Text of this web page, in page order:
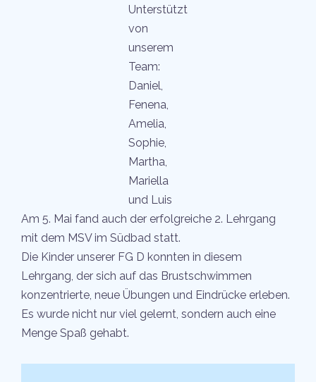
Unterstützt
von
unserem
Team:
Daniel,
Fenena,
Amelia,
Sophie,
Martha,
Mariella
und Luis
Am 5. Mai fand auch der erfolgreiche 2. Lehrgang
mit dem MSV im Südbad statt.
Die Kinder unserer FG D konnten in diesem
Lehrgang, der sich auf das Brustschwimmen
konzentrierte, neue Übungen und Eindrücke erleben.
Es wurde nicht nur viel gelernt, sondern auch eine
Menge Spaß gehabt.